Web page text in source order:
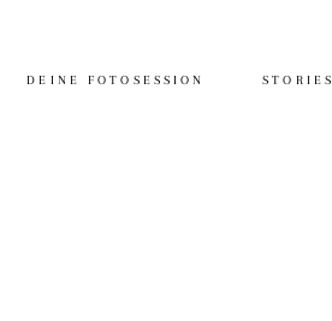
DEINE FOTOSESSION STORIES